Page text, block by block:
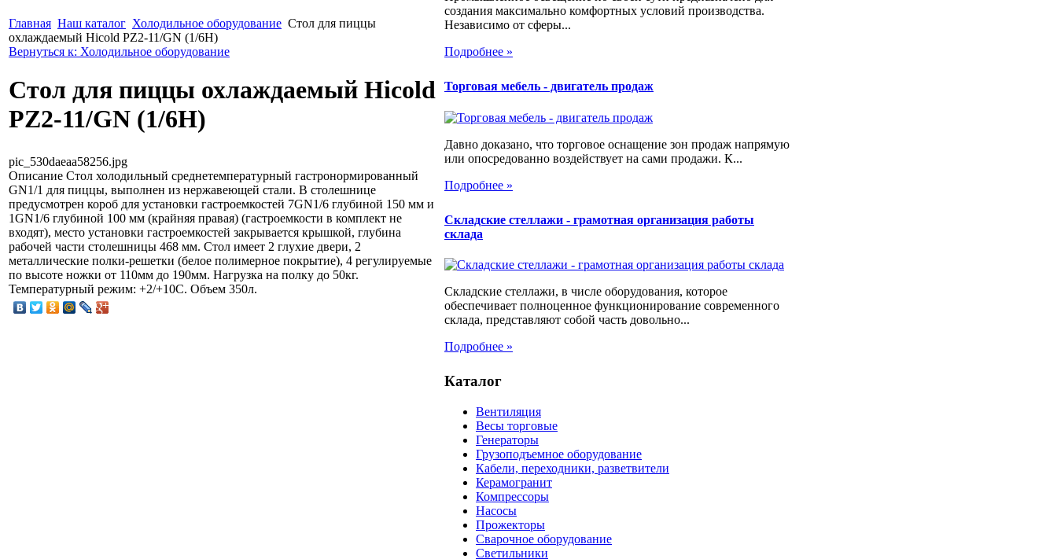
Главная Наш каталог Холодильное оборудование Стол для пиццы
охлаждаемый Hicold PZ2-11/GN (1/6H)
Вернуться к: Холодильное оборудование
Стол для пиццы охлаждаемый Hicold
PZ2-11/GN (1/6H)
pic_530daeaa58256.jpg
Описание Стол холодильный среднетемпературный гастронормированный
GN1/1 для пиццы, выполнен из нержавеющей стали. В столешнице
предусмотрен короб для установки гастроемкостей 7GN1/6 глубиной 150 мм и
1GN1/6 глубиной 100 мм (крайняя правая) (гастроемкости в комплект не
входят), место установки гастроемкостей закрывается крышкой, глубина
рабочей части столешницы 468 мм. Стол имеет 2 глухие двери, 2
металлические полки-решетки (белое полимерное покрытие), 4 регулируемые
по высоте ножки от 110мм до 190мм. Нагрузка на полку до 50кг.
Температурный режим: +2/+10С. Объем 350л.
создания максимально комфортных условий производства.
Независимо от сферы...
Подробнее »
Торговая мебель - двигатель продаж
Давно доказано, что торговое оснащение зон продаж напрямую
или опосредованно воздействует на сами продажи. К...
Подробнее »
Складские стеллажи - грамотная организация работы
склада
Складские стеллажи, в числе оборудования, которое
обеспечивает полноценное функционирование современного
склада, представляют собой часть довольно...
Подробнее »
Каталог
Вентиляция
Весы торговые
Генераторы
Грузоподъемное оборудование
Кабели, переходники, разветвители
Керамогранит
Компрессоры
Насосы
Прожекторы
Сварочное оборудование
Светильники